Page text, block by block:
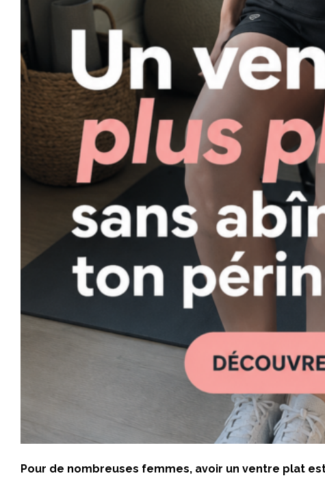
Pour de nombreuses femmes, avoir un ventre plat